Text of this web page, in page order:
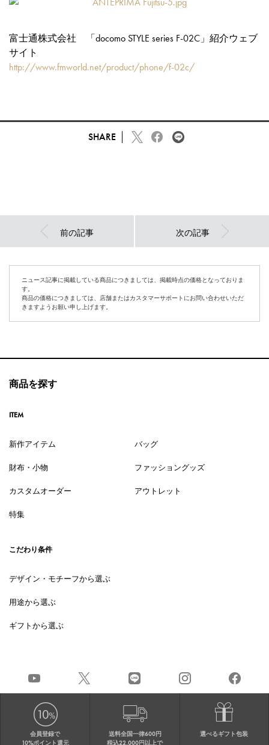
富士通株式会社 「docomo STYLE series F-02C」紹介ウェブ
サイト
http://www.fmworld.net/product/phone/f-02c/
SHARE
前の記事 次の記事
ニュース記事に掲載している商品につきましては、掲載時点の価格となっておりま
す。
商品の価格につきましては、店舗またはカスタマーサポートにお問い合わせいただ
きますようお願い申し上げます。
商品を探す
ITEM
新作アイテム バッグ
財布・小物 ファッショングッズ
カスタムオーダー アウトレット
特集
こだわり条件
デザイン・モチーフから選ぶ
用途から選ぶ
ギフトから選ぶ
会員登録で
10%ポイント還元
送料全国一律600円
税込22,000円以上で
選べるギフト包装